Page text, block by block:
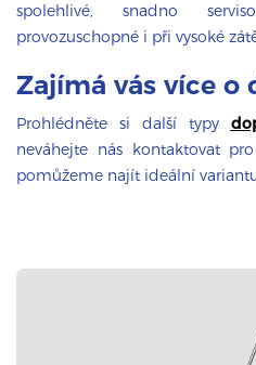
spolehlivé, snadno
provozuschopné i při vysoké
Zajímá vás více o
Prohlédněte si další typy
neváhejte nás kontaktovat
pomůžeme najít ideální